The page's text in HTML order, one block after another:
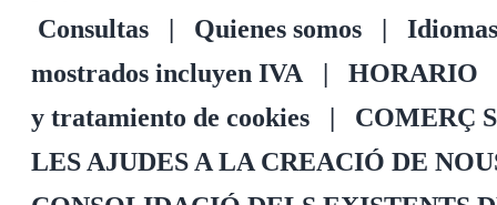
Consultas | Quienes somos | Idiomas
mostrados incluyen IVA | HORARIO
y tratamiento de cookies | COMERÇ
LES AJUDES A LA CREACIÓ DE